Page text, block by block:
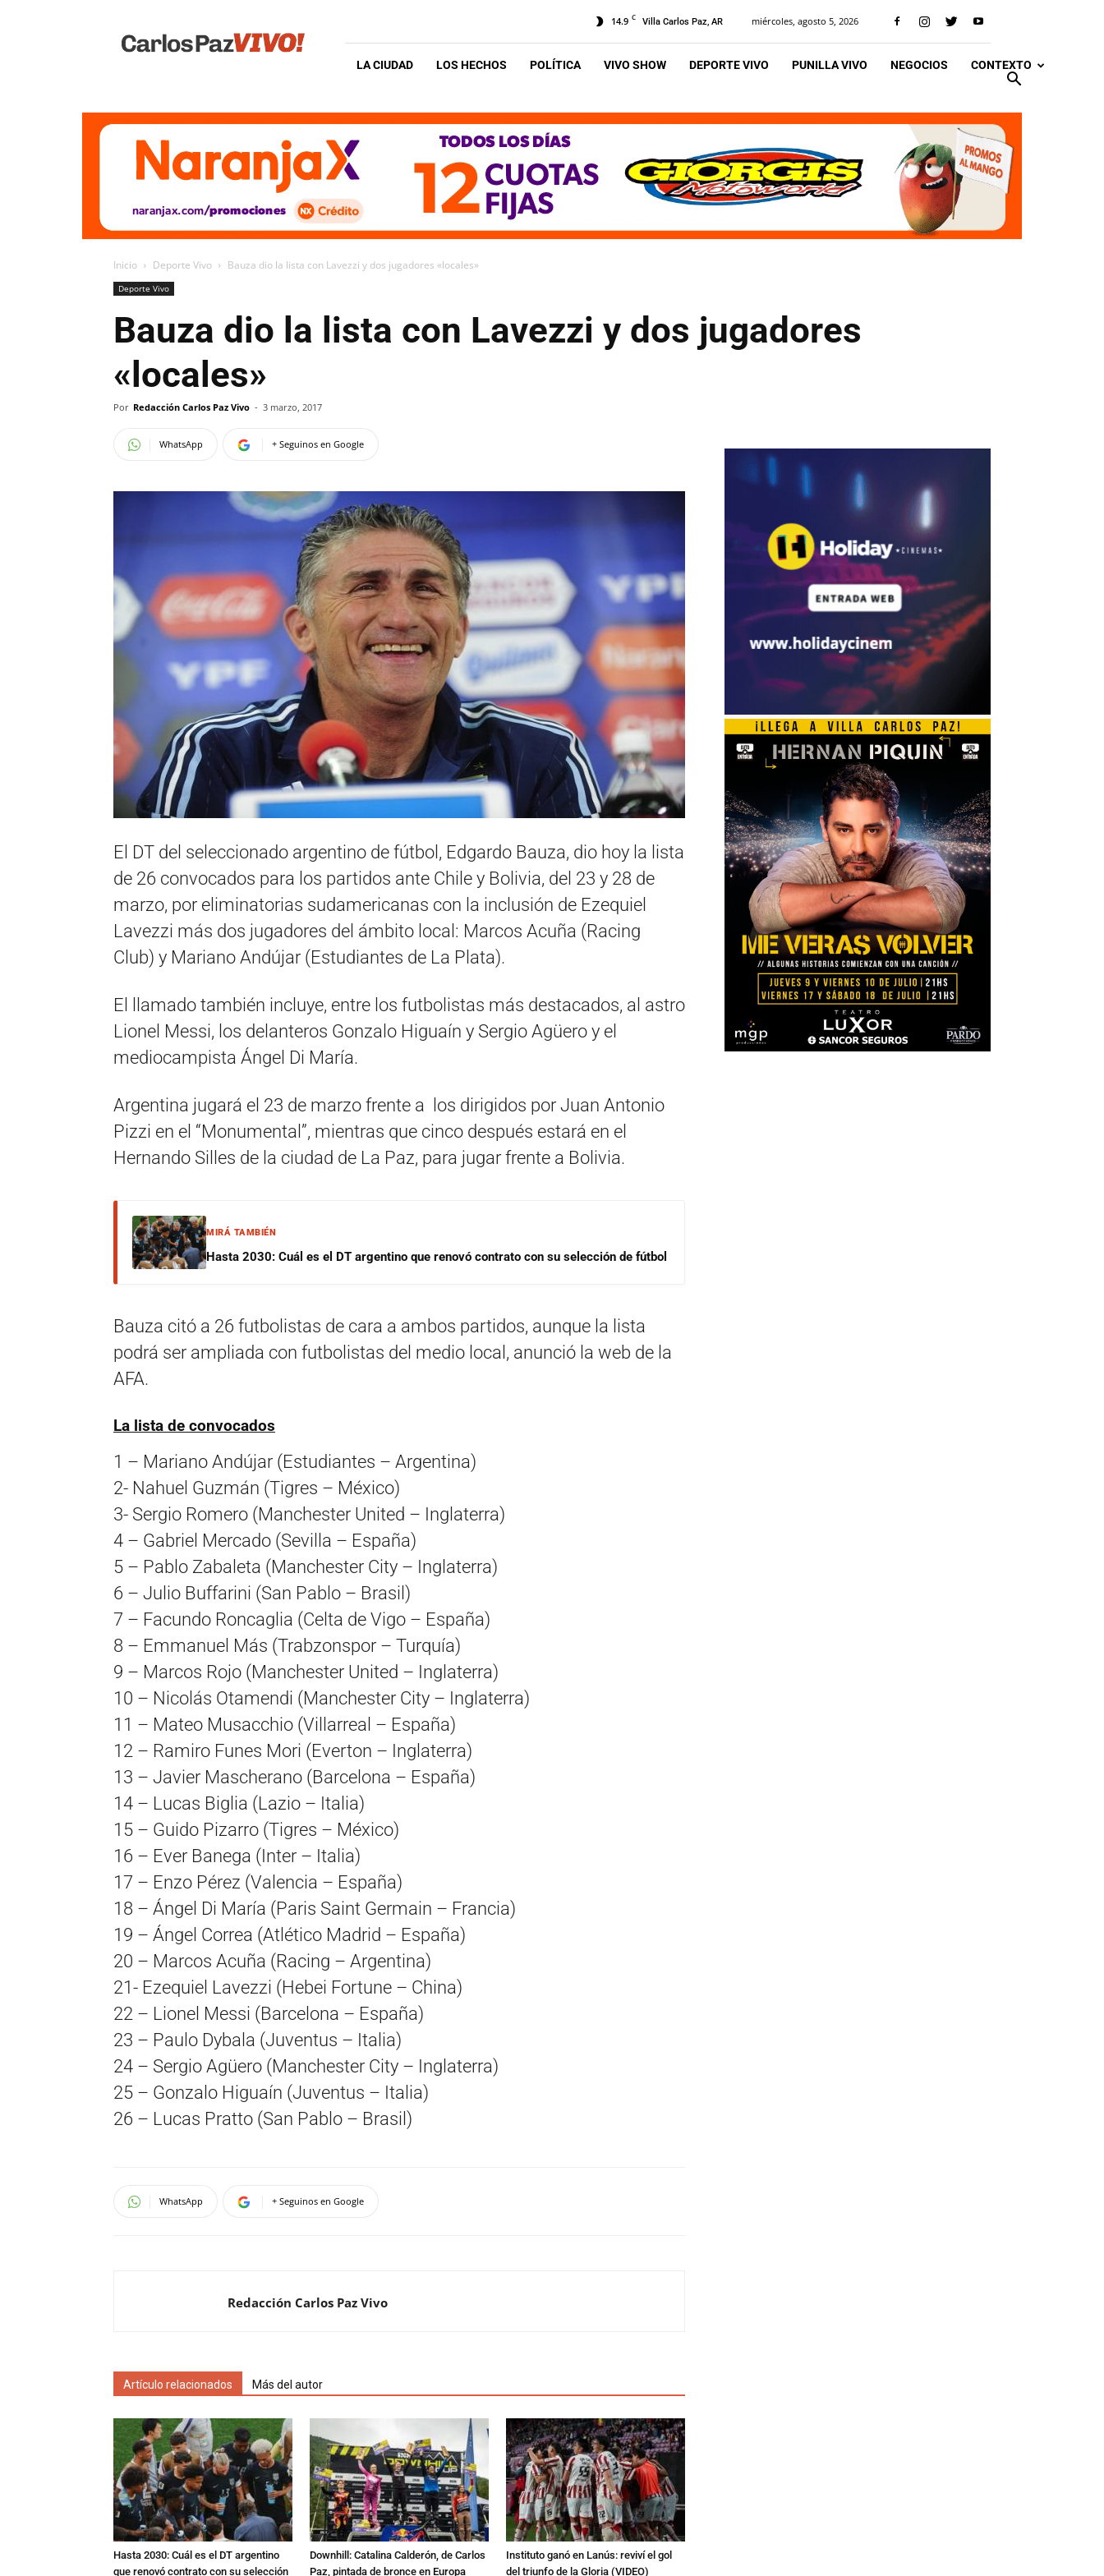
Vivo
14.9 C Villa Carlos Paz, AR miércoles, agosto 5, 2026
LA CIUDAD LOS HECHOS POLÍTICA VIVO SHOW DEPORTE VIVO PUNILLA VIVO NEGOCIOS CONTEXTO
Inicio Deporte Vivo Bauza dio la lista con Lavezzi y dos jugadores «locales»
Deporte Vivo
Bauza dio la lista con Lavezzi y dos jugadores
«locales»
Por Redacción Carlos Paz Vivo - 3 marzo, 2017
WhatsApp + Seguinos en Google
El DT del seleccionado argentino de fútbol, Edgardo Bauza, dio hoy la lista
de 26 convocados para los partidos ante Chile y Bolivia, del 23 y 28 de
marzo, por eliminatorias sudamericanas con la inclusión de Ezequiel
Lavezzi más dos jugadores del ámbito local: Marcos Acuña (Racing
Club) y Mariano Andújar (Estudiantes de La Plata).
El llamado también incluye, entre los futbolistas más destacados, al astro
Lionel Messi, los delanteros Gonzalo Higuaín y Sergio Agüero y el
mediocampista Ángel Di María.
Argentina jugará el 23 de marzo frente a los dirigidos por Juan Antonio
Pizzi en el “Monumental”, mientras que cinco después estará en el
Hernando Silles de la ciudad de La Paz, para jugar frente a Bolivia.
MIRÁ TAMBIÉN
Hasta 2030: Cuál es el DT argentino que renovó contrato con su selección de fútbol
Bauza citó a 26 futbolistas de cara a ambos partidos, aunque la lista
podrá ser ampliada con futbolistas del medio local, anunció la web de la
AFA.
La lista de convocados
1 – Mariano Andújar (Estudiantes – Argentina)
2- Nahuel Guzmán (Tigres – México)
3- Sergio Romero (Manchester United – Inglaterra)
4 – Gabriel Mercado (Sevilla – España)
5 – Pablo Zabaleta (Manchester City – Inglaterra)
6 – Julio Buffarini (San Pablo – Brasil)
7 – Facundo Roncaglia (Celta de Vigo – España)
8 – Emmanuel Más (Trabzonspor – Turquía)
9 – Marcos Rojo (Manchester United – Inglaterra)
10 – Nicolás Otamendi (Manchester City – Inglaterra)
11 – Mateo Musacchio (Villarreal – España)
12 – Ramiro Funes Mori (Everton – Inglaterra)
13 – Javier Mascherano (Barcelona – España)
14 – Lucas Biglia (Lazio – Italia)
15 – Guido Pizarro (Tigres – México)
16 – Ever Banega (Inter – Italia)
17 – Enzo Pérez (Valencia – España)
18 – Ángel Di María (Paris Saint Germain – Francia)
19 – Ángel Correa (Atlético Madrid – España)
20 – Marcos Acuña (Racing – Argentina)
21- Ezequiel Lavezzi (Hebei Fortune – China)
22 – Lionel Messi (Barcelona – España)
23 – Paulo Dybala (Juventus – Italia)
24 – Sergio Agüero (Manchester City – Inglaterra)
25 – Gonzalo Higuaín (Juventus – Italia)
26 – Lucas Pratto (San Pablo – Brasil)
WhatsApp + Seguinos en Google
Redacción Carlos Paz Vivo
Artículo relacionados Más del autor
Hasta 2030: Cuál es el DT argentino
que renovó contrato con su selección
Downhill: Catalina Calderón, de Carlos
Paz, pintada de bronce en Europa
Instituto ganó en Lanús: reviví el gol
del triunfo de la Gloria (VIDEO)